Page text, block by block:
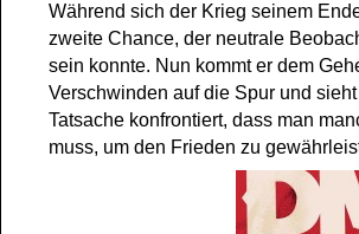
Während sich der Krieg seinem
zweite Chance, der neutrale
sein konnte. Nun kommt er dem
Verschwinden auf die Spur und
Tatsache konfrontiert, dass man
muss, um den Frieden zu